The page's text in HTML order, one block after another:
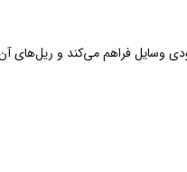
وسایل فراهم می‌کند و ریل‌های